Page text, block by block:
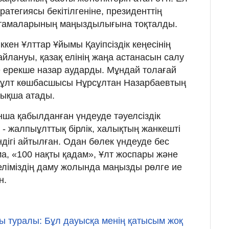
бекітілгеніне, президенттің
маңыздылығына тоқталды.
Ұлттар Ұйымы Қауіпсіздік кеңесінің
қазақ елінің жаңа астанасын салу
ерекше назар аударды. Мұндай толағай
көшбасшысы Нұрсұлтан Назарбаевтың
атады.
қабылданған үндеуде тәуелсіздік
жалпыұлттық бірлік, халықтың жанкешті
айтылған. Одан бөлек үндеуде бес
«100 нақты қадам», Ұлт жоспары және
даму жолында маңызды рөлге ие
туралы: Бұл дауысқа менің қатысым жоқ